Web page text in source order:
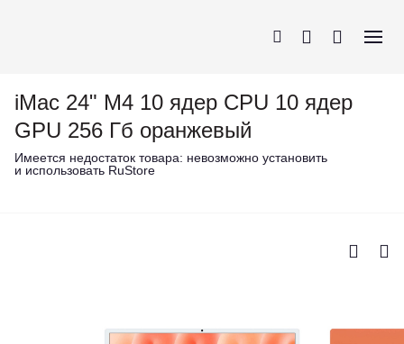
iPhone AirPods
iMac 24" M4 10 ядер CPU 10 ядер
GPU 256 Гб оранжевый
Имеется недостаток товара: невозможно установить
и использовать RuStore